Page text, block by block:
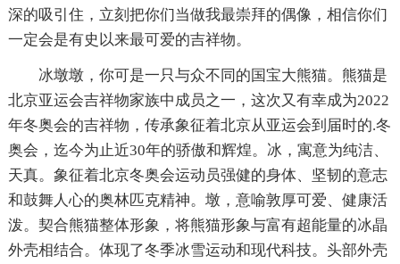
深的吸引住，立刻把你们当做我最崇拜的偶像，相信你们
一定会是有史以来最可爱的吉祥物。
冰墩墩，你可是一只与众不同的国宝大熊猫。熊猫是
北京亚运会吉祥物家族中成员之一，这次又有幸成为2022
年冬奥会的吉祥物，传承象征着北京从亚运会到届时的.冬
奥会，迄今为止近30年的骄傲和辉煌。冰，寓意为纯洁、
天真。象征着北京冬奥会运动员强健的身体、坚韧的意志
和鼓舞人心的奥林匹克精神。墩，意喻敦厚可爱、健康活
泼。契合熊猫整体形象，将熊猫形象与富有超能量的冰晶
外壳相结合。体现了冬季冰雪运动和现代科技。头部外壳